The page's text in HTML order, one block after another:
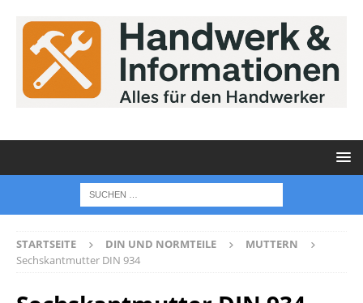
STARTSEITE DIN UND NORMTEILE
MUTTERN
Sechskantmutter DIN 934